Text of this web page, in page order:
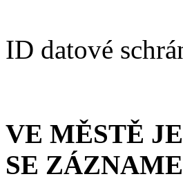
ID datové
VE MĚSTĚ
SE